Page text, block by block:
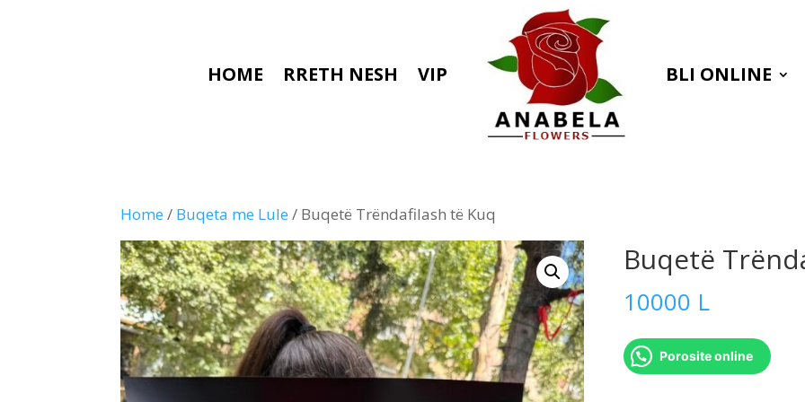
HOME RRETH NESH VIP BLI ONLINE
Home / Buqeta me Lule / Buqetë Trëndafilash të Kuq
Buqetë
10000 L
Porosite online